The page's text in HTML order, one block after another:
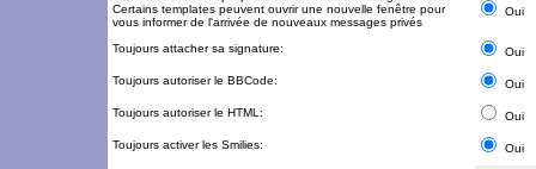
Certains templates peuvent ouvrir une nouvelle fenêtre pour
vous informer de l'arrivée de nouveaux messages privés
Oui
Toujours attacher sa signature: Oui
Toujours autoriser le BBCode: Oui
Toujours autoriser le HTML: Oui
Toujours activer les Smilies:
Oui